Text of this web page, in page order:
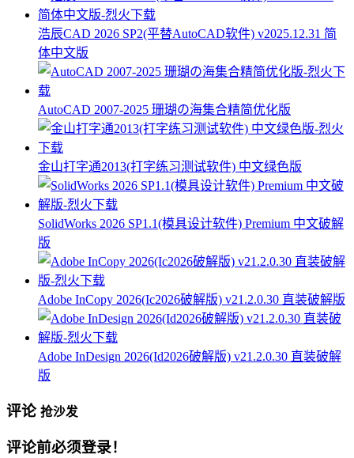
浩辰CAD 2026 SP2(平替AutoCAD软件) v2025.12.31 简
体中文版
AutoCAD 2007-2025 珊瑚の海集合精简优化版
金山打字通2013(打字练习测试软件) 中文绿色版
SolidWorks 2026 SP1.1(模具设计软件) Premium 中文破解
版
Adobe InCopy 2026(Ic2026破解版) v21.2.0.30 直装破解版
Adobe InDesign 2026(Id2026破解版) v21.2.0.30 直装破解
版
评论 抢沙发
评论前必须登录！